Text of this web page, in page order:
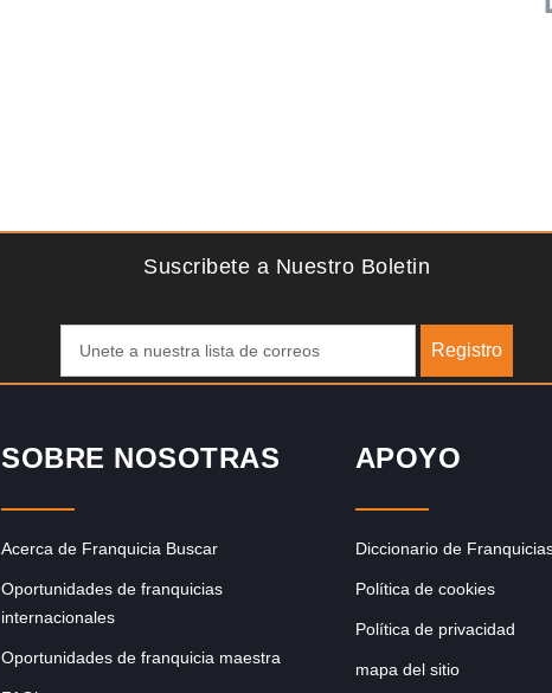
Suscribete a Nuestro Boletin
Registro
SOBRE NOSOTRAS
Acerca de Franquicia Buscar
Oportunidades de franquicias
internacionales
Oportunidades de franquicia maestra
APOYO
Diccionario de
Política de cookies
Política de privacidad
mapa del sitio